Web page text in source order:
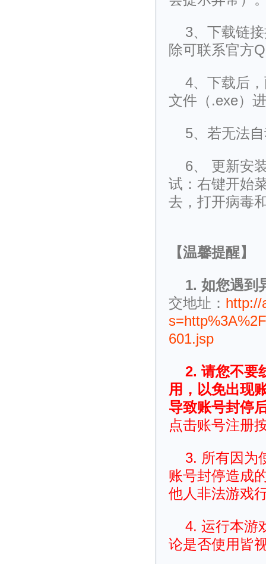
3、下载链
除可联系官方
4、下载后
文件（.exe）
5、若无法
6、 更新安
试：右键开始
去，打开病毒
【温馨提醒】
1. 如您遇到
交地址： http://
601.jsp
2. 请您不要
用，以免出现
导致账号封停
点击账号注册
3. 所有因为
账号封停造成
他人非法游戏
4. 运行本游
论是否使用皆